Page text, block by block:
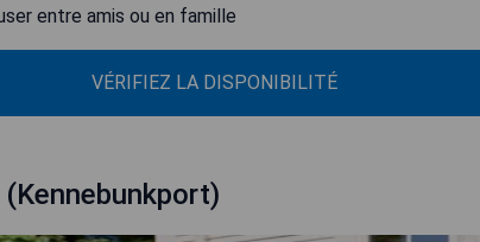
entre amis ou en famille
VÉRIFIEZ LA DISPONIBILITÉ